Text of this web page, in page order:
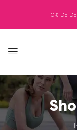
10% DE